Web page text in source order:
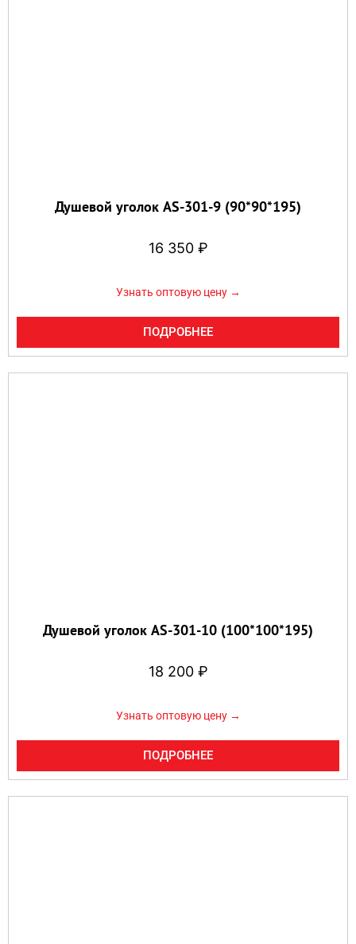
Душевой уголок AS-301-9 (90*90*195)
16 350 ₽
Узнать оптовую цену →
ПОДРОБНЕЕ
Душевой уголок AS-301-10 (100*100*195)
18 200 ₽
Узнать оптовую цену →
ПОДРОБНЕЕ